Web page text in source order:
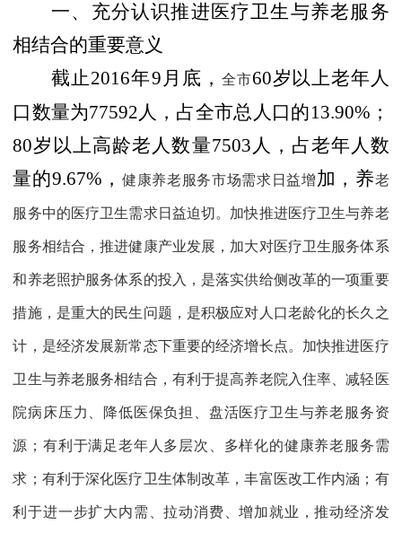
一、充分认识推进医疗卫生与养老服务
相结合的重要意义
截止2016年9 月底， 全市60岁以上老年人
口数量为77592人，占全市总人口的13.90% ；
80岁以上高龄老人数量7503 人，占老年人数
量的9.67% ，健康养老服务市场需求日益增加，养老
服务中的医疗卫生需求日益迫切。加快推进医疗卫生与养老
服务相结合，推进健康产业发展，加大对医疗卫生服务体系
和养老照护服务体系的投入，是落实供给侧改革的一项重要
措施，是重大的民生问题，是积极应对人口老龄化的长久之
计，是经济发展新常态下重要的经济增长点。加快推进医疗
卫生与养老服务相结合，有利于提高养老院入住率、减轻医
院病床压力、降低医保负担、盘活医疗卫生与养老服务资
源；有利于满足老年人多层次、多样化的健康养老服务需
求；有利于深化医疗卫生体制改革，丰富医改工作内涵；有
利于进一步扩大内需、拉动消费、增加就业，推动经济发